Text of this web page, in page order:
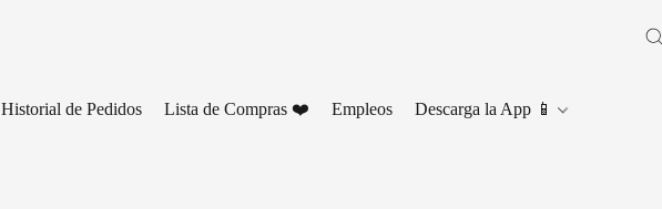
Historial de Pedidos Lista de Compras ❤️ Empleos Descarga la App 📱